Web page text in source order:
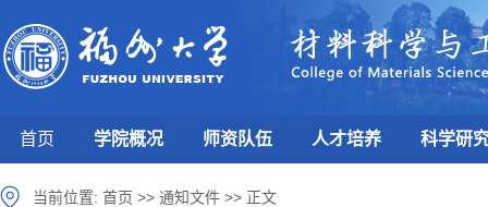
首页 学院概况 师资队伍 人才培养 科学研
当前位置: 首页 >> 通知文件 >> 正文